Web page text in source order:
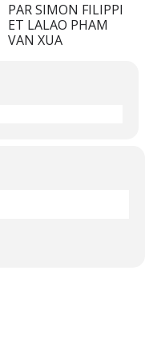
PAR SIMON FILIPPI
ET LALAO PHAM
VAN XUA